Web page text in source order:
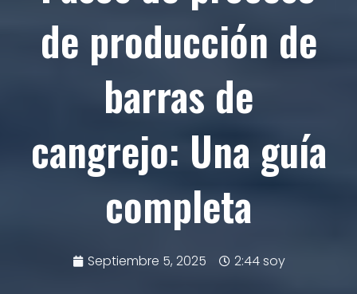
de producción de
barras de
cangrejo: Una guía
completa
Septiembre 5, 2025 2:44 soy